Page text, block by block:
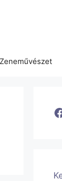
Zeneművészet